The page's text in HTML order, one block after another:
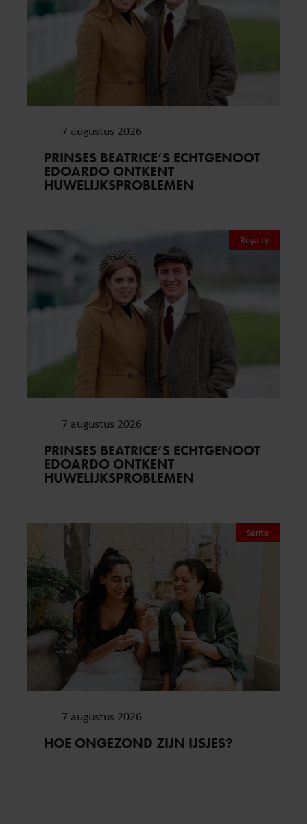
7 augustus 2026
PRINSES BEATRICE’S ECHTGENOOT
EDOARDO ONTKENT
HUWELIJKSPROBLEMEN
Royalty
7 augustus 2026
PRINSES BEATRICE’S ECHTGENOOT
EDOARDO ONTKENT
HUWELIJKSPROBLEMEN
Sante
7 augustus 2026
HOE ONGEZOND ZIJN IJSJES?